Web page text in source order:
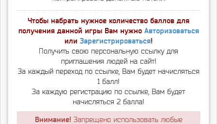
Чтобы набрать нужное количество баллов для
получения данной игры Вам нужно Авторизоваться
или Зарегистрироваться!
Получить свою персональную ссылку для
приглашения людей на сайт!
За каждый переход по ссылке, Вам будет начисляться
1 балл!
За каждую регистрацию по ссылке, Вам будет
начисляться 2 балла!
Внимание! Запрещено использовать любые